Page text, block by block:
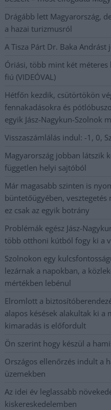
Drágább lett Magyarország,
a hazai turizmusról
A Tisza Párt Dr. Baka
Óriási, több mint két méteres
fiú (VIDEÓVAL)
Hétfőn kezdik, csütörtökön
fennakadásokra és
egyik Jász-Nagykun-Szolnok
Visszaszámlálás indul: -1, 0,
Magyarország jobban látszik
független helyi sajtóból
Már magasabb szinten is
büntetőügyében,
ez csak az egyik botrány
Problémák egész Jász-
több otthoni kútból fogy ki a
Szolnokon egy
lezárnak a napokban, a
mértékben lebénul
Elromlott a
alapos késések alakultak ki a
kimaradás is előfordult
Ön szerint hogy készül a
Országos ellenőrzés indult a
üzemekben
Az idei év leglassabb
kiskereskedelemben